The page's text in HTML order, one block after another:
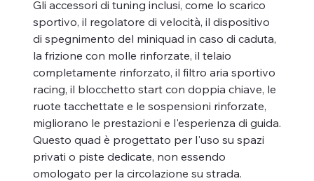
Gli accessori di tuning inclusi, come lo scarico
sportivo, il regolatore di velocità, il dispositivo
di spegnimento del miniquad in caso di caduta,
la frizione con molle rinforzate, il telaio
completamente rinforzato, il filtro aria sportivo
racing, il blocchetto start con doppia chiave, le
ruote tacchettate e le sospensioni rinforzate,
migliorano le prestazioni e l'esperienza di guida.
Questo quad è progettato per l'uso su spazi
privati o piste dedicate, non essendo
omologato per la circolazione su strada.